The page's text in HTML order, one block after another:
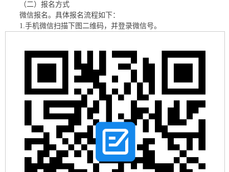
（二）报名方式
微信报名。具体报名流程如下：
1.手机微信扫描下图二维码，并登录微信号。